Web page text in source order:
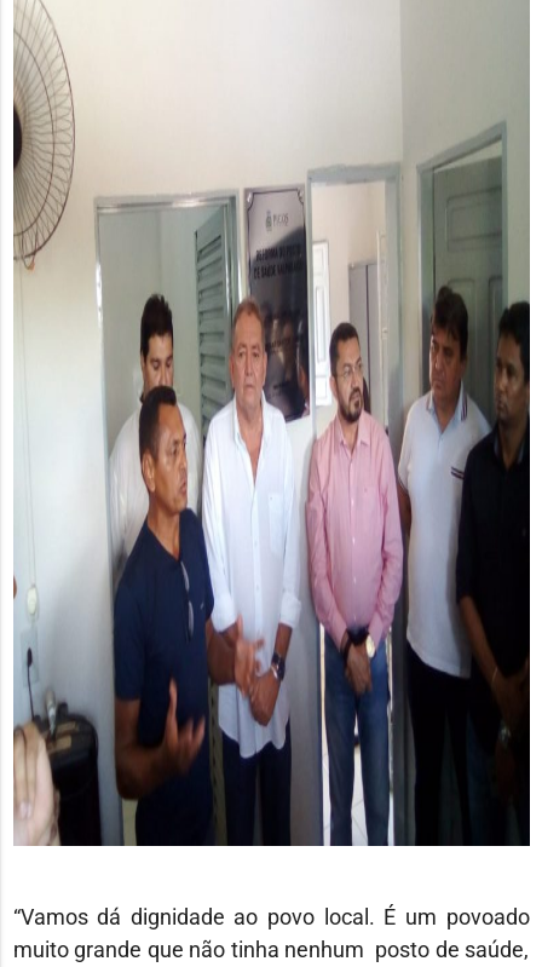
“Vamos dá dignidade ao povo local. É um povoado
muito grande que não tinha nenhum posto de saúde,